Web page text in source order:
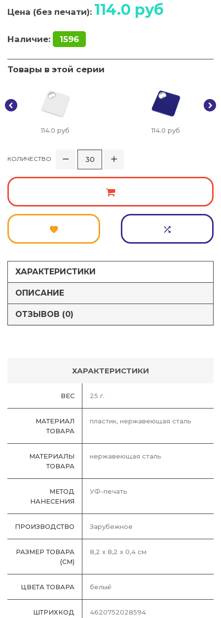
Цена (без печати): 114.0 руб
Наличие: 1596
Товары в этой серии
114.0 руб 114.0 руб
КОЛИЧЕСТВО
ХАРАКТЕРИСТИКИ
ОПИСАНИЕ
ОТЗЫВОВ (0)
ХАРАКТЕРИСТИКИ
ВЕС 25 г.
МАТЕРИАЛ
ТОВАРА
пластик, нержавеющая cталь
МАТЕРИАЛЫ
ТОВАРА
нержавеющая cталь
МЕТОД
НАНЕСЕНИЯ
УФ-печать
ПРОИЗВОДСТВО Зарубежное
РАЗМЕР ТОВАРА
(СМ)
8,2 х 8,2 х 0,4 см
ЦВЕТА ТОВАРА белый
ШТРИХКОД 4620752028594